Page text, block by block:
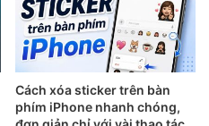
Cách xóa sticker trên bàn
phím iPhone nhanh chóng,